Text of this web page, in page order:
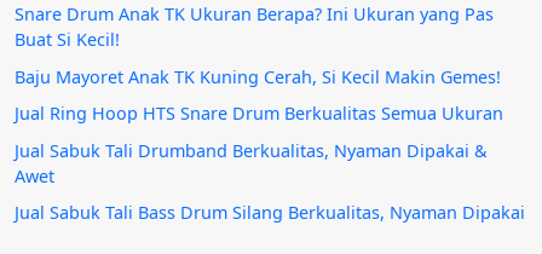
Snare Drum Anak TK Ukuran Berapa? Ini Ukuran yang Pas
Buat Si Kecil!
Baju Mayoret Anak TK Kuning Cerah, Si Kecil Makin Gemes!
Jual Ring Hoop HTS Snare Drum Berkualitas Semua Ukuran
Jual Sabuk Tali Drumband Berkualitas, Nyaman Dipakai &
Awet
Jual Sabuk Tali Bass Drum Silang Berkualitas, Nyaman Dipakai